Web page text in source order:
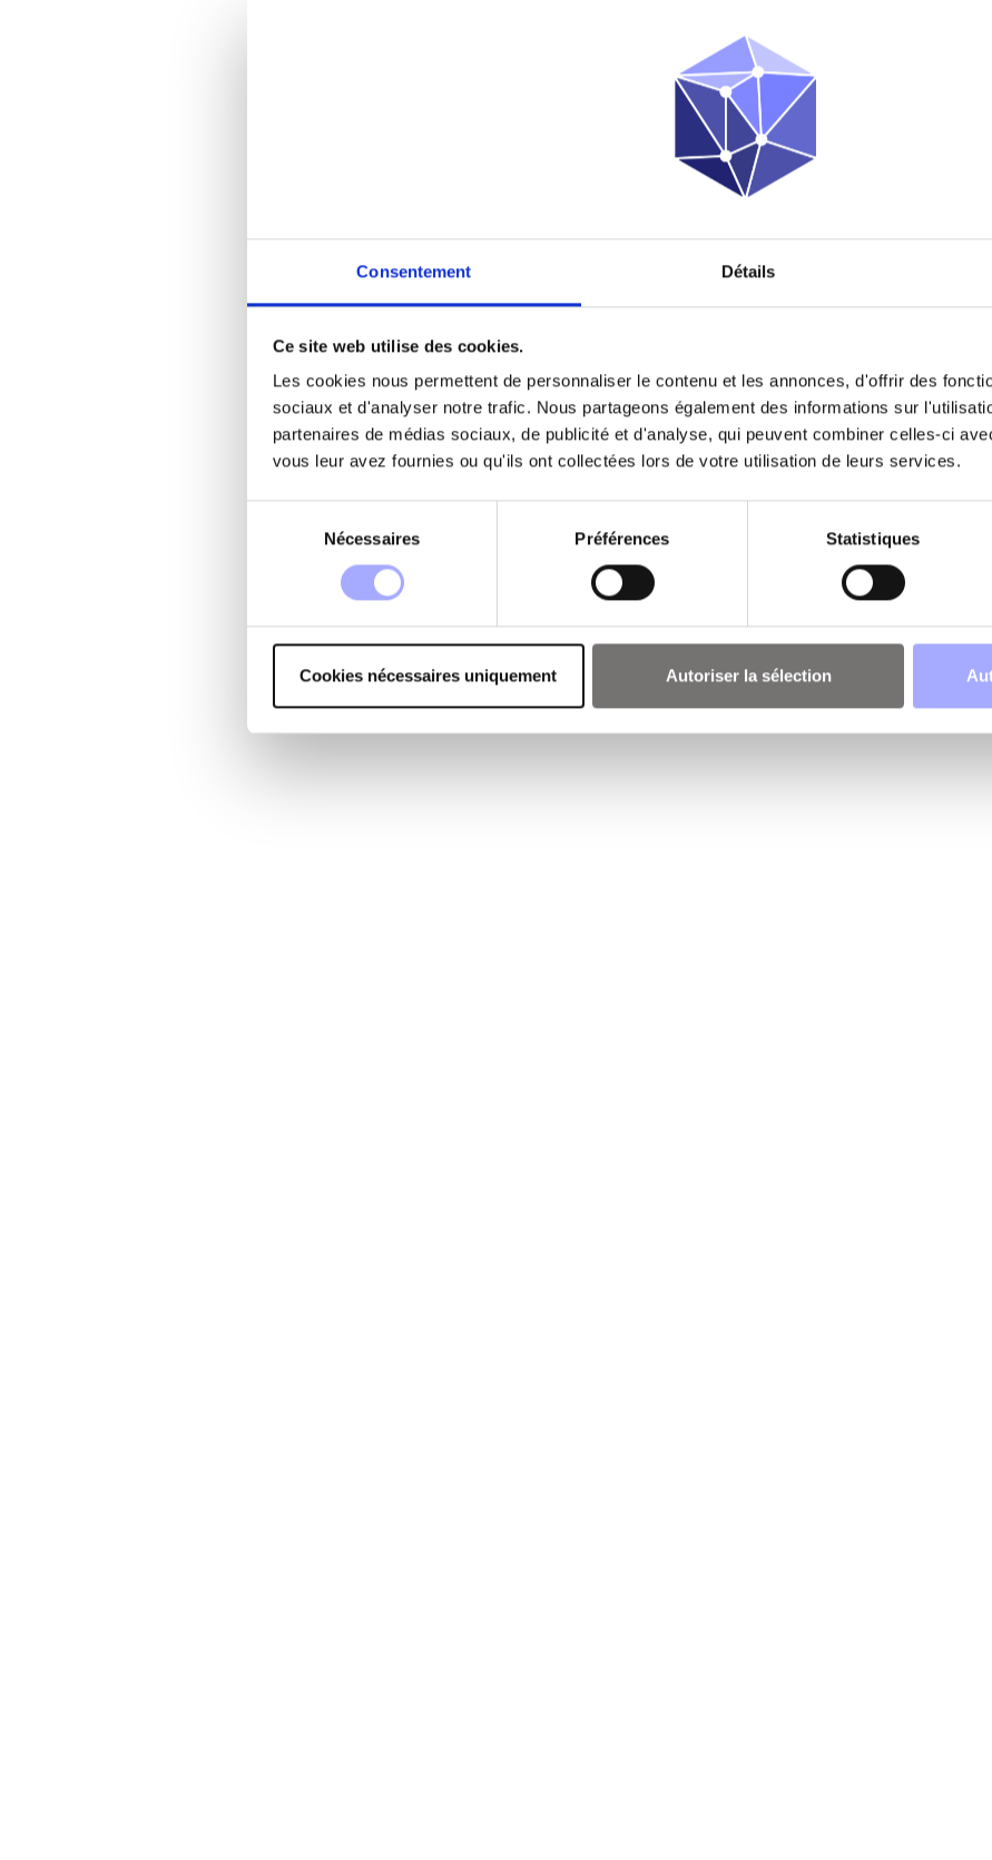
Consentement Détails
Ce site web utilise des cookies.
Les cookies nous permettent de personnaliser le contenu et les annonces, d'offrir des
sociaux et d'analyser notre trafic. Nous partageons également des informations sur
partenaires de médias sociaux, de publicité et d'analyse, qui peuvent combiner celles-ci
vous leur avez fournies ou qu'ils ont collectées lors de votre utilisation de leurs services.
consentement
Nécessaires Préférences Statistiques
Cookies nécessaires uniquement Autoriser la sélection